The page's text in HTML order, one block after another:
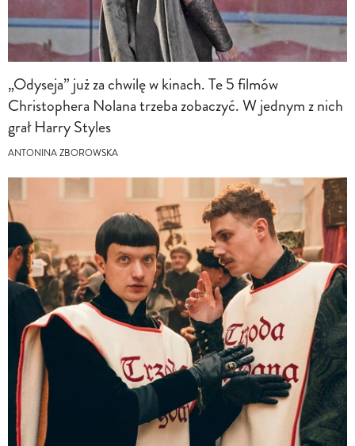
„Odyseja” już za chwilę w kinach. Te 5 filmów
Christophera Nolana trzeba zobaczyć. W jednym z nich
grał Harry Styles
ANTONINA ZBOROWSKA